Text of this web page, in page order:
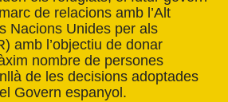
de relacions amb l’Alt
Nacions Unides per als
amb l’objectiu de donar
nombre de persones
de les decisions adoptades
Govern espanyol.